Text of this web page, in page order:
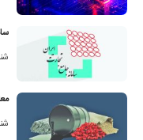
شنبه 3
شنبه 3